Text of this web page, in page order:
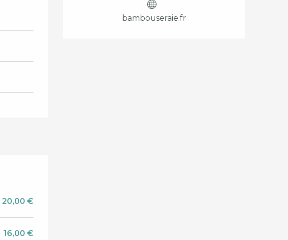
bambouseraie.fr
20,00 €
16,00 €